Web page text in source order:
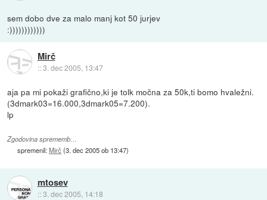
sem dobo dve za malo manj kot 50 jurjev
:))))))))))))
Mirč
::3. dec 2005, 13:47
aja pa mi pokaži grafično,ki je tolk močna za 50k,ti bomo hvaležni.
(3dmark03=16.000,3dmark05=7.200).
lp
Zgodovina sprememb…
spremenil:Mirč (3. dec 2005 ob 13:47)
mtosev
::3. dec 2005, 14:18